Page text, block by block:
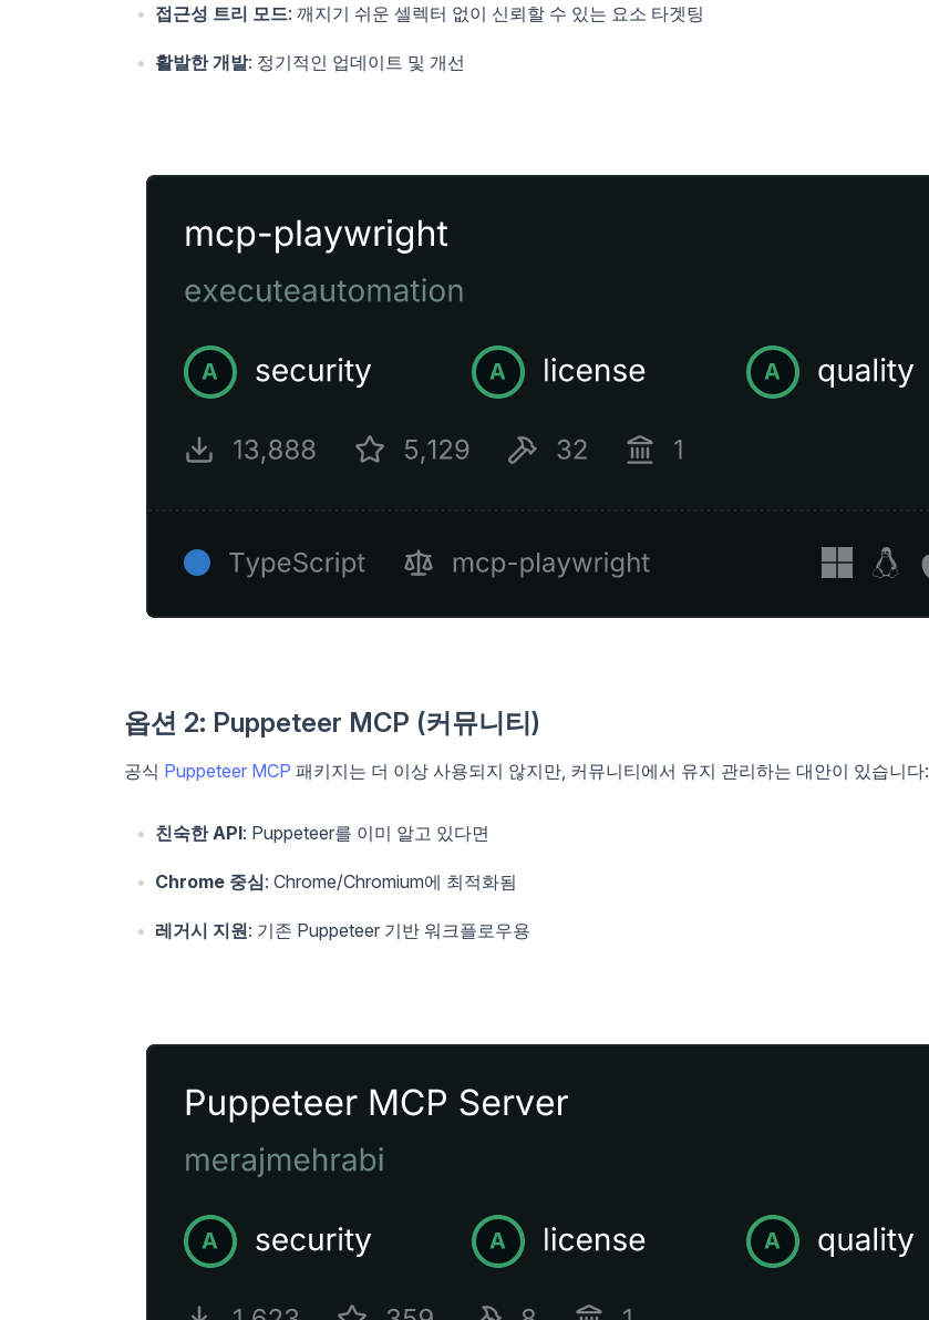
접근성 트리 모드: 깨지기 쉬운 셀렉터 없이 신뢰할 수 있는 요소 타겟팅
활발한 개발: 정기적인 업데이트 및 개선
옵션 2: Puppeteer MCP (커뮤니티)
공식 Puppeteer MCP 패키지는 더 이상 사용되지 않지만, 커뮤니티에서 유지 관리하는 대안이 있습니다:
친숙한 API: Puppeteer를 이미 알고 있다면
Chrome 중심: Chrome/Chromium에 최적화됨
레거시 지원: 기존 Puppeteer 기반 워크플로우용